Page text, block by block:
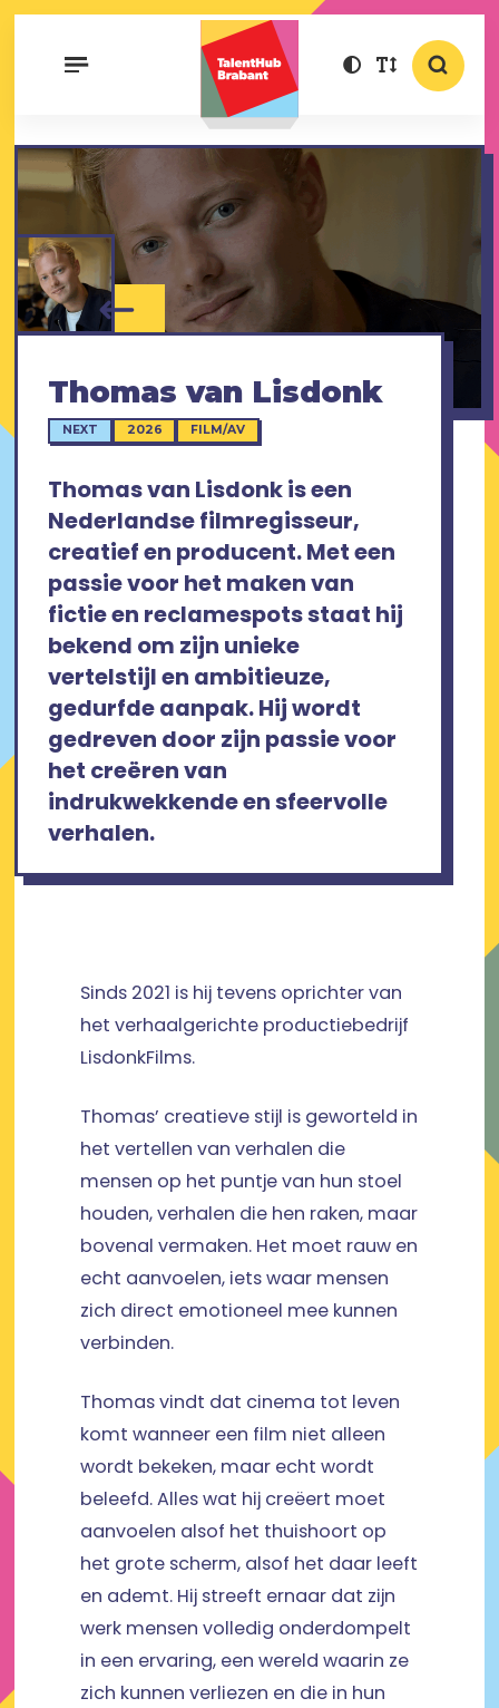
Thomas van Lisdonk
NEXT 2026 FILM/AV
Thomas van Lisdonk is een
Nederlandse filmregisseur,
creatief en producent. Met een
passie voor het maken van
fictie en reclamespots staat hij
bekend om zijn unieke
vertelstijl en ambitieuze,
gedurfde aanpak. Hij wordt
gedreven door zijn passie voor
het creëren van
indrukwekkende en sfeervolle
verhalen.
Sinds 2021 is hij tevens oprichter van
het verhaalgerichte productiebedrijf
LisdonkFilms.
Thomas’ creatieve stijl is geworteld in
het vertellen van verhalen die
mensen op het puntje van hun stoel
houden, verhalen die hen raken, maar
bovenal vermaken. Het moet rauw en
echt aanvoelen, iets waar mensen
zich direct emotioneel mee kunnen
verbinden.
Thomas vindt dat cinema tot leven
komt wanneer een film niet alleen
wordt bekeken, maar echt wordt
beleefd. Alles wat hij creëert moet
aanvoelen alsof het thuishoort op
het grote scherm, alsof het daar leeft
en ademt. Hij streeft ernaar dat zijn
werk mensen volledig onderdompelt
in een ervaring, een wereld waarin ze
zich kunnen verliezen en die in hun